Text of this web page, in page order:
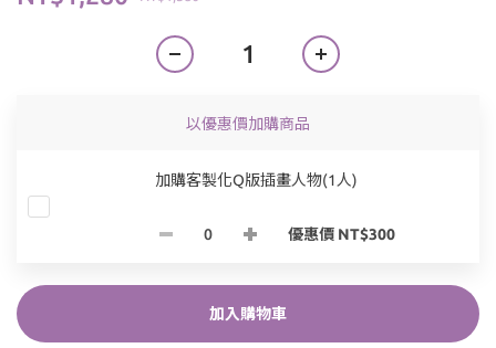
以優惠價加購商品
加購客製化Q版插畫人物(1人)
優惠價 NT$300
加入購物車